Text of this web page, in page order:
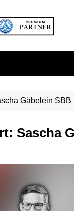
Gäbelein SBB
Sascha